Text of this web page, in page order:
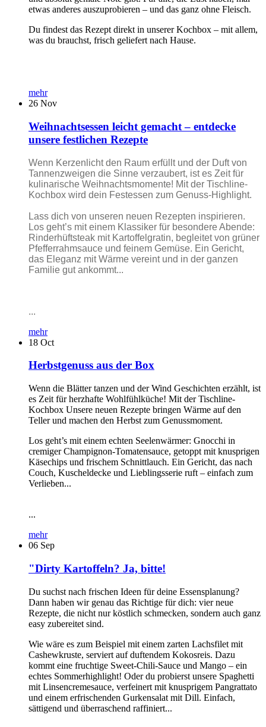
etwas anderes auszuprobieren – und das ganz ohne Fleisch.
Du findest das Rezept direkt in unserer Kochbox – mit allem,
was du brauchst, frisch geliefert nach Hause.
mehr
26 Nov
Weihnachtsessen leicht gemacht – entdecke
unsere festlichen Rezepte
Wenn Kerzenlicht den Raum erfüllt und der Duft von
Tannenzweigen die Sinne verzaubert, ist es Zeit für
kulinarische Weihnachtsmomente! Mit der Tischline-
Kochbox wird dein Festessen zum Genuss-Highlight.
Lass dich von unseren neuen Rezepten inspirieren.
Los geht’s mit einem Klassiker für besondere Abende:
Rinderhüftsteak mit Kartoffelgratin, begleitet von grüner
Pfefferrahmsauce und feinem Gemüse. Ein Gericht,
das Eleganz mit Wärme vereint und in der ganzen
Familie gut ankommt...
...
mehr
18 Oct
Herbstgenuss aus der Box
Wenn die Blätter tanzen und der Wind Geschichten erzählt, ist
es Zeit für herzhafte Wohlfühlküche! Mit der Tischline-
Kochbox Unsere neuen Rezepte bringen Wärme auf den
Teller und machen den Herbst zum Genussmoment.
Los geht’s mit einem echten Seelenwärmer: Gnocchi in
cremiger Champignon-Tomatensauce, getoppt mit knusprigen
Käsechips und frischem Schnittlauch. Ein Gericht, das nach
Couch, Kuscheldecke und Lieblingsserie ruft – einfach zum
Verlieben...
...
mehr
06 Sep
"Dirty Kartoffeln? Ja, bitte!
Du suchst nach frischen Ideen für deine Essensplanung?
Dann haben wir genau das Richtige für dich: vier neue
Rezepte, die nicht nur köstlich schmecken, sondern auch ganz
easy zubereitet sind.
Wie wäre es zum Beispiel mit einem zarten Lachsfilet mit
Cashewkruste, serviert auf duftendem Kokosreis. Dazu
kommt eine fruchtige Sweet-Chili-Sauce und Mango – ein
echtes Sommerhighlight! Oder du probierst unsere Spaghetti
mit Linsencremesauce, verfeinert mit knusprigem Pangrattato
und einem erfrischenden Gurkensalat mit Dill. Einfach,
sättigend und überraschend raffiniert...